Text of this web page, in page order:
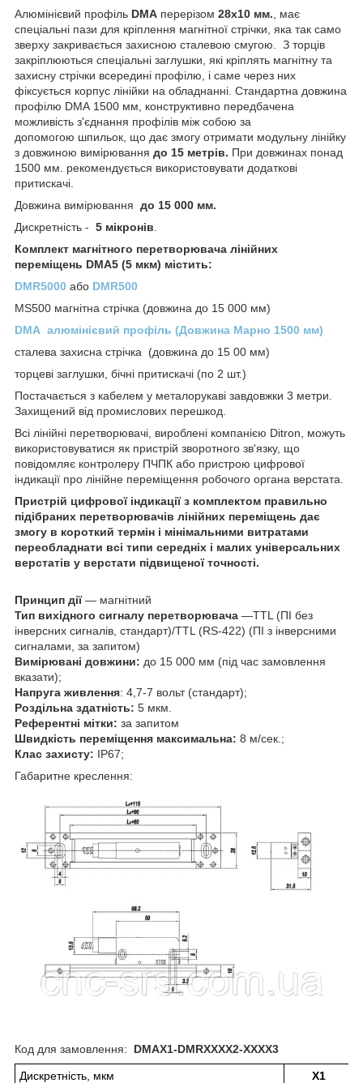
Алюмінієвий профіль DMA перерізом 28х10 мм. , має
спеціальні пази для кріплення магнітної стрічки, яка так само
зверху закривається захисною сталевою смугою. З торців
закріплюються спеціальні заглушки, які кріплять магнітну та
захисну стрічки всередині профілю, і саме через них
фіксується корпус лінійки на обладнанні. Стандартна довжина
профілю DMA 1500 мм, конструктивно передбачена
можливість з'єднання профілів між собою за
допомогою шпильок, що дає змогу отримати модульну лінійку
з довжиною вимірювання до 15 метрів. При довжинах понад
1500 мм. рекомендується використовувати додаткові
притискачі.
Довжина вимірювання до 15 000 мм.
Дискретність - 5 мікронів
Комплект магнітного перетворювача лінійних
переміщень DMA5 (5 мкм) містить:
DMR5000 або DMR500
MS500 магнітна стрічка (довжина до 15 000 мм)
DMA алюмінієвий профіль (Довжина Марно 1500 мм)
сталева захисна стрічка (довжина до 15 00 мм)
торцеві заглушки, бічні притискачі (по 2 шт.)
Постачається з кабелем у металорукаві завдовжки 3 метри.
Захищений від промислових перешкод.
Всі лінійні перетворювачі, вироблені компанією Ditron, можуть
використовуватися як пристрій зворотного зв'язку, що
повідомляє контролеру ПЧПК або пристрою цифрової
індикації про лінійне переміщення робочого органа верстата.
Пристрій цифрової індикації з комплектом правильно
підібраних перетворювачів лінійних переміщень дає
змогу в короткий термін і мінімальними витратами
переобладнати всі типи середніх і малих універсальних
верстатів у верстати підвищеної точності.
Принцип дії― магнітний
Тип вихідного сигналу перетворювача ―TTL (ПІ без
інверсних сигналів, стандарт)/TTL (RS-422) (ПІ з інверсними
сигналами, за запитом)
Вимірювані довжини: до 15 000 мм (під час замовлення
вказати);
Напруга живлення: 4,7-7 вольт (стандарт);
Роздільна здатність: 5 мкм.
Референтні мітки: за запитом
Швидкість переміщення максимальна: 8 м/сек.;
Клас захисту: IP67;
Габаритне креслення:
Код для замовлення: DMAX1-DMRXXXX2-XXXX3
Дискретність, мкм X1